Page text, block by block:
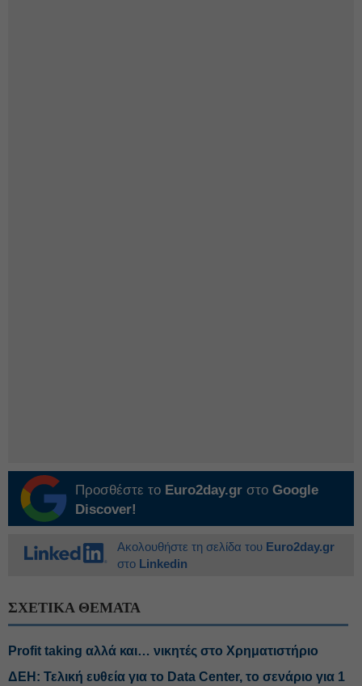
Προσθέστε το Euro2day.gr στο Google
Discover!
Ακολουθήστε τη σελίδα του Euro2day.gr
στο Linkedin
ΣΧΕΤΙΚΑ ΘΕΜΑΤΑ
Profit taking αλλά και… νικητές στο Χρηματιστήριο
ΔΕΗ: Τελική ευθεία για το Data Center, το σενάριο για 1